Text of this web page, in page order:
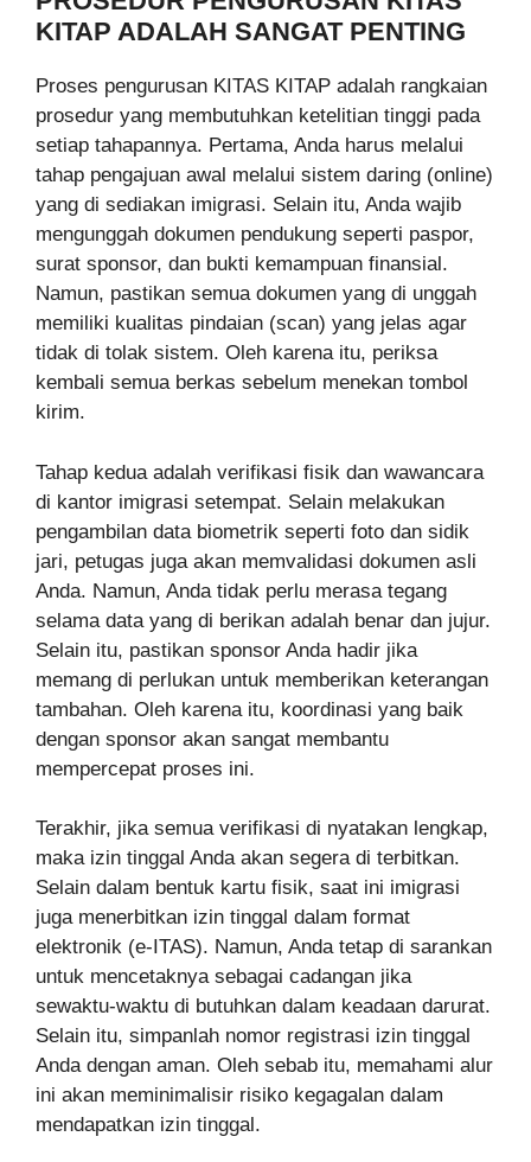
KITAP ADALAH SANGAT PENTING
Proses pengurusan KITAS KITAP adalah rangkaian
prosedur yang membutuhkan ketelitian tinggi pada
setiap tahapannya. Pertama, Anda harus melalui
tahap pengajuan awal melalui sistem daring (online)
yang di sediakan imigrasi. Selain itu, Anda wajib
mengunggah dokumen pendukung seperti paspor,
surat sponsor, dan bukti kemampuan finansial.
Namun, pastikan semua dokumen yang di unggah
memiliki kualitas pindaian (scan) yang jelas agar
tidak di tolak sistem. Oleh karena itu, periksa
kembali semua berkas sebelum menekan tombol
kirim.
Tahap kedua adalah verifikasi fisik dan wawancara
di kantor imigrasi setempat. Selain melakukan
pengambilan data biometrik seperti foto dan sidik
jari, petugas juga akan memvalidasi dokumen asli
Anda. Namun, Anda tidak perlu merasa tegang
selama data yang di berikan adalah benar dan jujur.
Selain itu, pastikan sponsor Anda hadir jika
memang di perlukan untuk memberikan keterangan
tambahan. Oleh karena itu, koordinasi yang baik
dengan sponsor akan sangat membantu
mempercepat proses ini.
Terakhir, jika semua verifikasi di nyatakan lengkap,
maka izin tinggal Anda akan segera di terbitkan.
Selain dalam bentuk kartu fisik, saat ini imigrasi
juga menerbitkan izin tinggal dalam format
elektronik (e-ITAS). Namun, Anda tetap di sarankan
untuk mencetaknya sebagai cadangan jika
sewaktu-waktu di butuhkan dalam keadaan darurat.
Selain itu, simpanlah nomor registrasi izin tinggal
Anda dengan aman. Oleh sebab itu, memahami alur
ini akan meminimalisir risiko kegagalan dalam
mendapatkan izin tinggal.